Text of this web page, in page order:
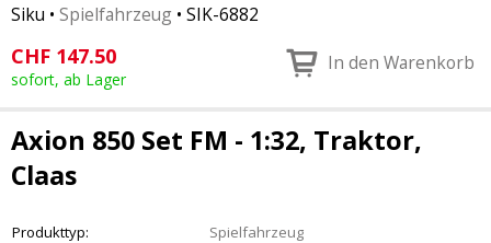
Siku • Spielfahrzeug • SIK-6882
CHF 147.50
sofort, ab Lager
In den Warenkorb
Axion 850 Set FM - 1:32, Traktor,
Claas
Produkttyp:
Spielfahrzeug